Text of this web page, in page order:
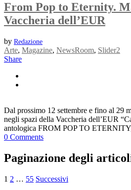
From Pop to Eternity.
Vaccheria dell’EUR
by Redazione
Arte, Magazine, NewsRoom, Slider2
Share
Dal prossimo 12 settembre e fino al 29
negli spazi della Vaccheria dell’EUR
antologica FROM POP TO
0 Comments
Paginazione degli
1 2 … 55 Successivi